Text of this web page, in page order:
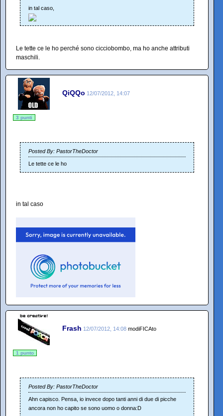
in tal caso,
Le tette ce le ho perché sono cicciobombo, ma ho anche attributi
maschili.
QiQQo 12/07/2012, 14:07
3 punti
Posted By: PastorTheDoctor
Le tette ce le ho
in tal caso
Frash 12/07/2012, 14:08 modiFICAto
1 punto
Posted By: PastorTheDoctor
Ahn capisco. Pensa, io invece dopo tanti anni di due di picche
ancora non ho capito se sono uomo o donna:D